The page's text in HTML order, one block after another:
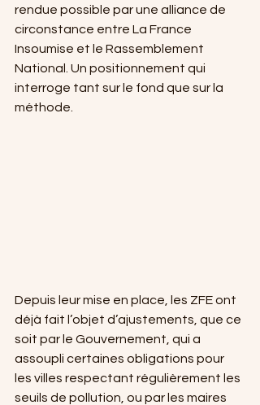
rendue possible par une alliance de
circonstance entre La France
Insoumise et le Rassemblement
National. Un positionnement qui
interroge tant sur le fond que sur la
méthode.
Depuis leur mise en place, les ZFE ont
déjà fait l’objet d’ajustements, que ce
soit par le Gouvernement, qui a
assoupli certaines obligations pour
les villes respectant régulièrement les
seuils de pollution, ou par les maires